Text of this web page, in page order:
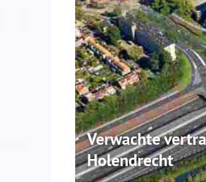
Verwachte
Holendrecht